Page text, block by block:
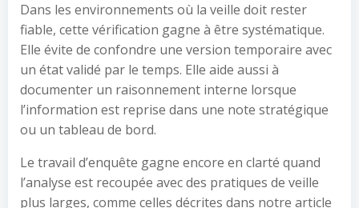
Dans les environnements où la veille doit rester
fiable, cette vérification gagne à être systématique.
Elle évite de confondre une version temporaire avec
un état validé par le temps. Elle aide aussi à
documenter un raisonnement interne lorsque
l’information est reprise dans une note stratégique
ou un tableau de bord.
Le travail d’enquête gagne encore en clarté quand
l’analyse est recoupée avec des pratiques de veille
plus larges, comme celles décrites dans notre article